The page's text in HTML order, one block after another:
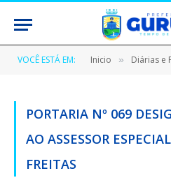
VOCÊ ESTÁ EM: Inicio » Diárias e
PORTARIA Nº 069
AO ASSESSOR
FREITAS